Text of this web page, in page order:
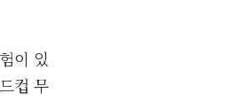
이 있
컵 무